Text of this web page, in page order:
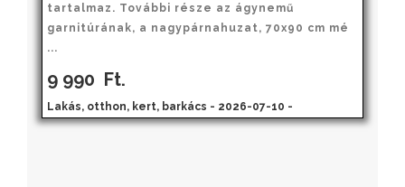
tartalmaz. További része az ágynemű
garnitúrának, a nagypárnahuzat, 70x90 cm mé
...
9 990 Ft.
Lakás, otthon, kert, barkács - 2026-07-10 -